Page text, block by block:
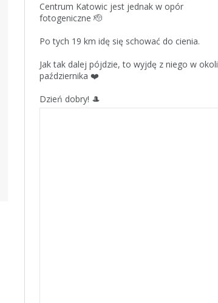
Centrum Katowic jest jednak w opór
fotogeniczne 🫡
Po tych 19 km idę się schować do cienia.
Jak tak dalej pójdzie, to wyjdę z niego w
października ❤️
Dzień dobry! 🎩